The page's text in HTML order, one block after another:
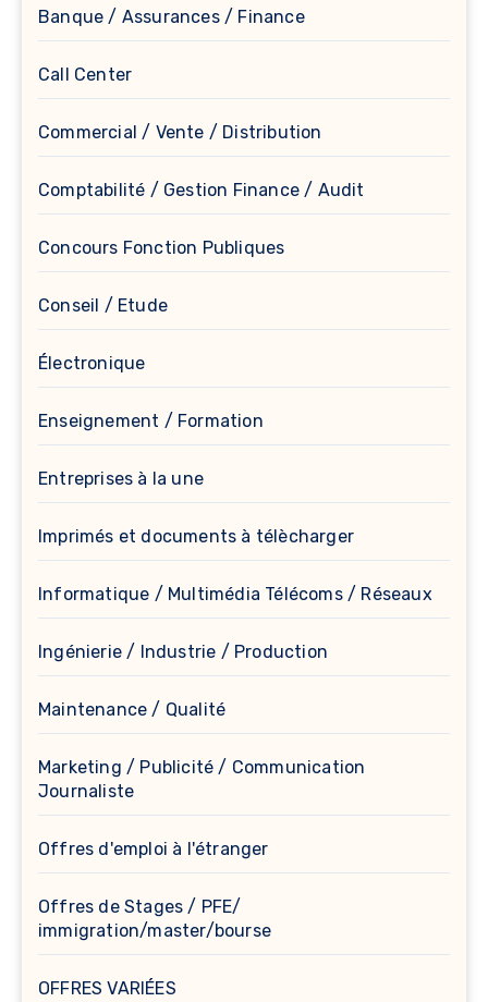
Banque / Assurances / Finance
Call Center
Commercial / Vente / Distribution
Comptabilité / Gestion Finance / Audit
Concours Fonction Publiques
Conseil / Etude
Électronique
Enseignement / Formation
Entreprises à la une
Imprimés et documents à télècharger
Informatique / Multimédia Télécoms / Réseaux
Ingénierie / Industrie / Production
Maintenance / Qualité
Marketing / Publicité / Communication
Journaliste
Offres d'emploi à l'étranger
Offres de Stages / PFE/
immigration/master/bourse
OFFRES VARIÉES